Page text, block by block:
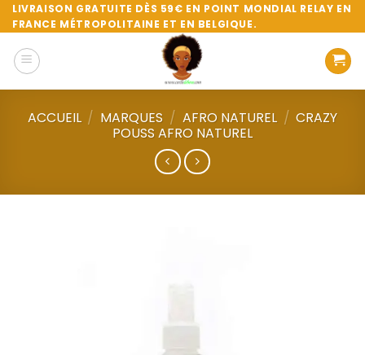
Passer
au
contenu
LIVRAISON GRATUITE DÈS 59€ EN POINT MONDIAL RELAY EN
FRANCE MÉTROPOLITAINE ET EN BELGIQUE.
ACCUEIL / MARQUES / AFRO NATUREL / CRAZY
POUSS AFRO NATUREL